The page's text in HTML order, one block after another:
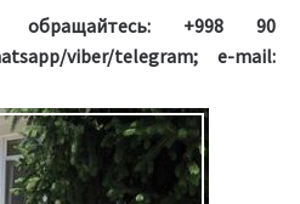
+998 90
viber/telegram; e-mail: